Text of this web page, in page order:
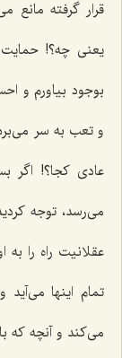
قرار گرفته مانع
یعنی چه؟!
بوجود بیاورم و
و تعب به سر
عادی کجا؟! اگر
می‌رسد، توجه
عقلانیت راه را
تمام اینها
می‌کند و آنچه که